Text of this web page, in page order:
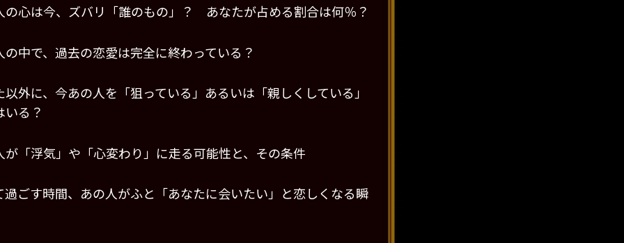
の心は今、ズバリ「誰のもの」？ あなたが占める割合は何％？
の中で、過去の恋愛は完全に終わっている？
以外に、今あの人を「狙っている」あるいは「親しくしている」
いる？
が「浮気」や「心変わり」に走る可能性と、その条件
過ごす時間、あの人がふと「あなたに会いたい」と恋しくなる瞬